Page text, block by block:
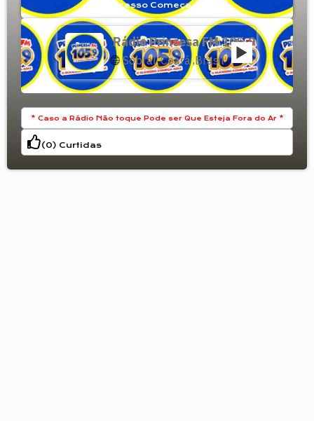
O Sucesso Começa Aqui!
Rádio Princesa FM 105,9
Sobral,Ceará,Brasil
* Caso a Rádio Não toque Pode ser Que Esteja Fora do Ar *
(0) Curtidas